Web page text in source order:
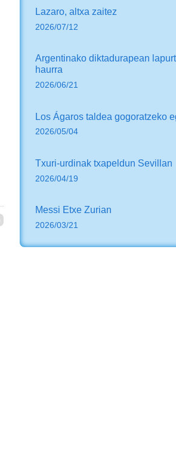
Lazaro, altxa zaitez
2026/07/12
Argentinako diktadurapean
haurra
2026/06/21
Los Ágaros taldea gogoratzeko
2026/05/04
Txuri-urdinak txapeldun Sevillan
2026/04/19
Messi Etxe Zurian
2026/03/21